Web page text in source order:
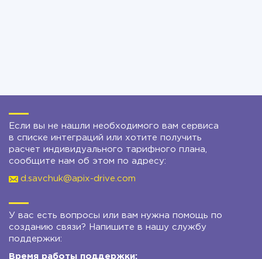
Если вы не нашли необходимого вам сервиса
в списке интеграций или хотите получить
расчет индивидуального тарифного плана,
сообщите нам об этом по адресу:
d.savchuk@apix-drive.com
У вас есть вопросы или вам нужна помощь по
созданию связи? Напишите в нашу службу
поддержки:
Время работы поддержки: